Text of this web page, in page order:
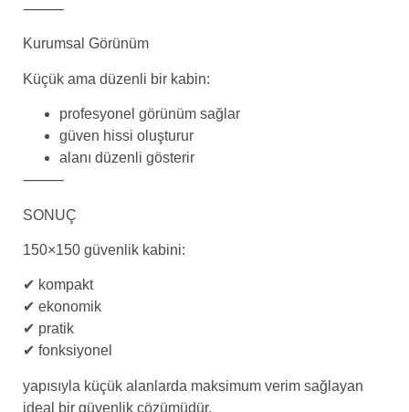
⸻
Kurumsal Görünüm
Küçük ama düzenli bir kabin:
profesyonel görünüm sağlar
güven hissi oluşturur
alanı düzenli gösterir
⸻
SONUÇ
150×150 güvenlik kabini:
✔ kompakt
✔ ekonomik
✔ pratik
✔ fonksiyonel
yapısıyla küçük alanlarda maksimum verim sağlayan
ideal bir güvenlik çözümüdür.